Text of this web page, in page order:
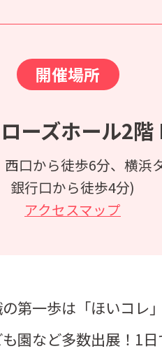
開催場所
ーズホール2
口から徒歩6分、横浜
銀行口から徒歩4分)
アクセスマップ
第一歩は「ほいコレ
園など多数出展！1